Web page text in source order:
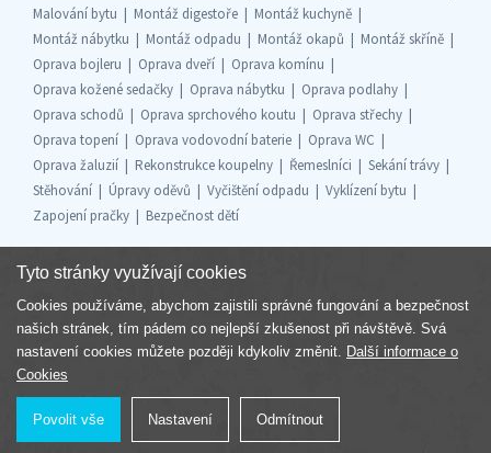
Malování bytu
Montáž digestoře
Montáž kuchyně
Montáž nábytku
Montáž odpadu Montáž okapů
Montáž skříně
Oprava bojleru
Oprava dveří
Oprava komínu
Oprava kožené sedačky
Oprava nábytku
Oprava podlahy
Oprava schodů
Oprava sprchového koutu
Oprava střechy
Oprava topení
Oprava vodovodní baterie
Oprava WC
Oprava žaluzií
Rekonstrukce koupelny Řemeslníci
Sekání trávy
Stěhování
Úpravy oděvů Vyčištění odpadu
Vyklízení bytu
Zapojení pračky
Bezpečnost dětí
Součást skupiny
Tyto stránky využívají cookies
Cookies používáme, abychom zajistili správné fungování a bezpečnost
našich stránek, tím pádem co nejlepší zkušenost při návštěvě. Svá
nastavení cookies můžete později kdykoliv změnit. Další informace o
Cookies
Povolit vše Nastavení Odmítnout